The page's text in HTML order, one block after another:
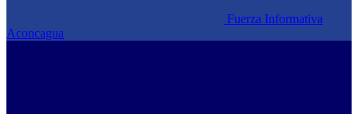
Fuerza Informativa
Aconcagua